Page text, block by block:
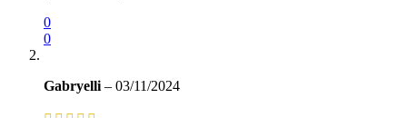
0
0
Gabryelli – 03/11/2024